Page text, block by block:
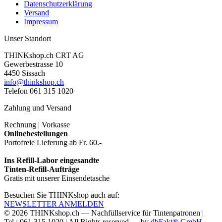
Datenschutzerklärung
Versand
Impressum
Unser Standort
THINKshop.ch CRT AG
Gewerbestrasse 10
4450 Sissach
info@thinkshop.ch
Telefon 061 315 1020
Zahlung und Versand
Rechnung | Vorkasse
Onlinebestellungen
Portofreie Lieferung ab Fr. 60.-
Ins Refill-Labor eingesandte
Tinten-Refill-Aufträge
Gratis mit unserer Einsendetasche
Besuchen Sie THINKshop auch auf:
NEWSLETTER ANMELDEN
© 2026 THINKshop.ch — Nachfüllservice fürTintenpatronen |